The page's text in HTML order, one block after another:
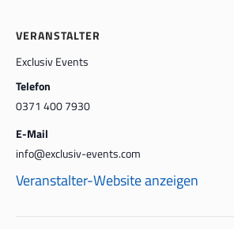
VERANSTALTER
Exclusiv Events
Telefon
0371 400 7930
E-Mail
info@exclusiv-events.com
Veranstalter-Website anzeigen